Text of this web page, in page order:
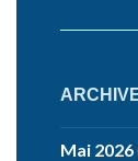
Mai 2026